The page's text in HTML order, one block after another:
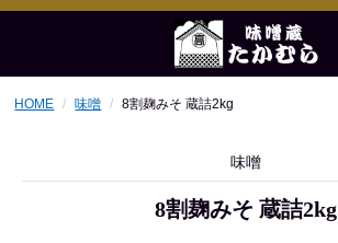
HOME 味噌 8割麹みそ 蔵詰2kg
味噌
8割麹みそ 蔵詰2kg